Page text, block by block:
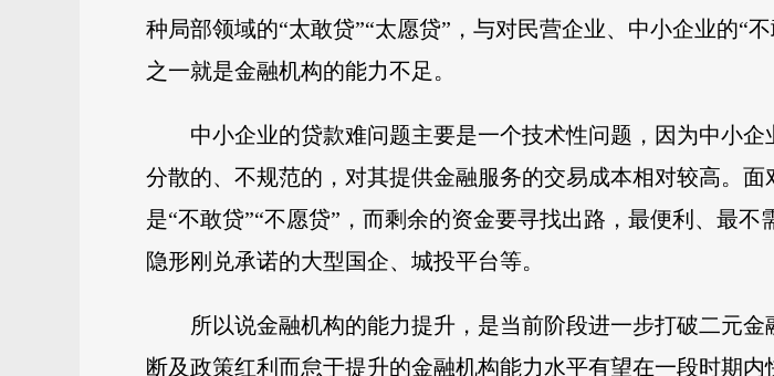
种局部领域的“太敢贷”“太愿贷”，与对民营企业、中小企业的“
之一就是金融机构的能力不足。
中小企业的贷款难问题主要是一个技术性问题，因为中小
分散的、不规范的，对其提供金融服务的交易成本相对较高。
是“不敢贷”“不愿贷”，而剩余的资金要寻找出路，最便利、最
隐形刚兑承诺的大型国企、城投平台等。
所以说金融机构的能力提升，是当前阶段进一步打破二元
断及政策红利而怠于提升的金融机构能力水平有望在一段时期